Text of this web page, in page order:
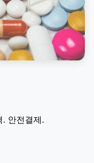
. 안전결제.